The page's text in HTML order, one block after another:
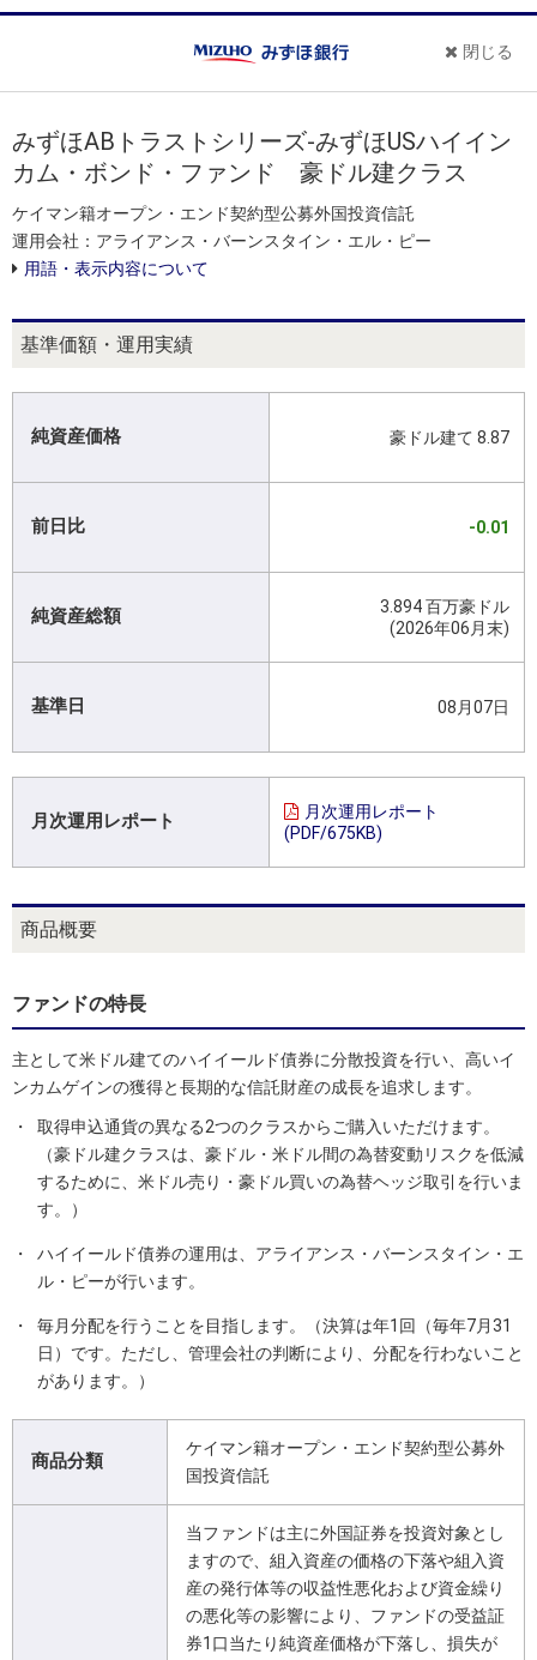
閉じる
みずほABトラストシリーズ-みずほUSハイイン
カム・ボンド・ファンド 豪ドル建クラス
ケイマン籍オープン・エンド契約型公募外国投資信託
運用会社：アライアンス・バーンスタイン・エル・ピー
用語・表示内容について
基準価額・運用実績
純資産価格 豪ドル建て 8.87
前日比 -0.01
純資産総額
3.894 百万豪ドル
(2026年06月末)
基準日 08月07日
月次運用レポート
月次運用レポート
(PDF/675KB)
商品概要
ファンドの特長
主として米ドル建てのハイイールド債券に分散投資を行い、高いイ
ンカムゲインの獲得と長期的な信託財産の成長を追求します。
・
取得申込通貨の異なる2つのクラスからご購入いただけます。
（豪ドル建クラスは、豪ドル・米ドル間の為替変動リスクを低減
するために、米ドル売り・豪ドル買いの為替ヘッジ取引を行いま
す。）
・
ハイイールド債券の運用は、アライアンス・バーンスタイン・エ
ル・ピーが行います。
・
毎月分配を行うことを目指します。（決算は年1回（毎年7月31
日）です。ただし、管理会社の判断により、分配を行わないこと
があります。）
商品分類
ケイマン籍オープン・エンド契約型公募外
国投資信託
当ファンドは主に外国証券を投資対象とし
ますので、組入資産の価格の下落や組入資
産の発行体等の収益性悪化および資金繰り
の悪化等の影響により、ファンドの受益証
券1口当たり純資産価格が下落し、損失が